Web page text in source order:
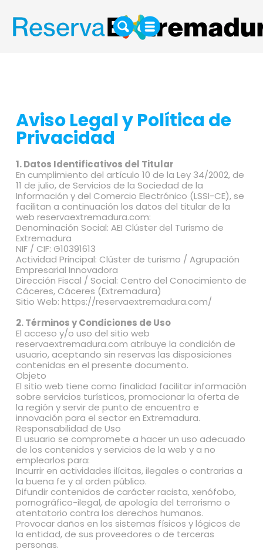
Aviso Legal y Política de
Privacidad
1. Datos Identificativos del Titular
En cumplimiento del artículo 10 de la Ley 34/2002, de
11 de julio, de Servicios de la Sociedad de la
Información y del Comercio Electrónico (LSSI-CE), se
facilitan a continuación los datos del titular de la
web reservaextremadura.com:
Denominación Social: AEI Clúster del Turismo de
Extremadura
NIF / CIF: G10391613
Actividad Principal: Clúster de turismo / Agrupación
Empresarial Innovadora
Dirección Fiscal / Social: Centro del Conocimiento de
Cáceres, Cáceres (Extremadura)
Sitio Web: https://reservaextremadura.com/
2. Términos y Condiciones de Uso
El acceso y/o uso del sitio web
reservaextremadura.com atribuye la condición de
usuario, aceptando sin reservas las disposiciones
contenidas en el presente documento.
Objeto
El sitio web tiene como finalidad facilitar información
sobre servicios turísticos, promocionar la oferta de
la región y servir de punto de encuentro e
innovación para el sector en Extremadura.
Responsabilidad de Uso
El usuario se compromete a hacer un uso adecuado
de los contenidos y servicios de la web y a no
emplearlos para:
Incurrir en actividades ilícitas, ilegales o contrarias a
la buena fe y al orden público.
Difundir contenidos de carácter racista, xenófobo,
pornográfico-ilegal, de apología del terrorismo o
atentatorio contra los derechos humanos.
Provocar daños en los sistemas físicos y lógicos de
la entidad, de sus proveedores o de terceras
personas.